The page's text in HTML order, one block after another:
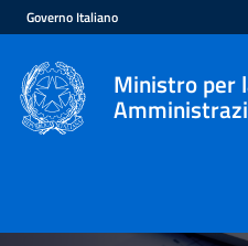
Governo Italiano
Ministro per